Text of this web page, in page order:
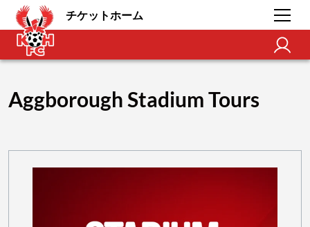
チケットホーム
Aggborough Stadium Tours